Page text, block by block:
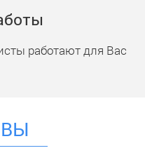
работают для Вас